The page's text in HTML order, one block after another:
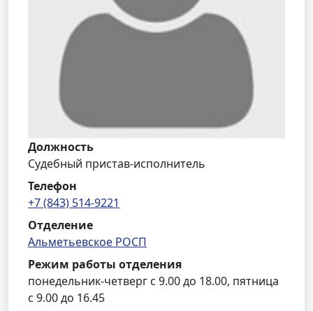
Должность
Судебный пристав-исполнитель
Телефон
+7 (843) 514-9221
Отделение
Альметьевское РОСП
Режим работы отделения
понедельник-четверг с 9.00 до 18.00, пятница
с 9.00 до 16.45